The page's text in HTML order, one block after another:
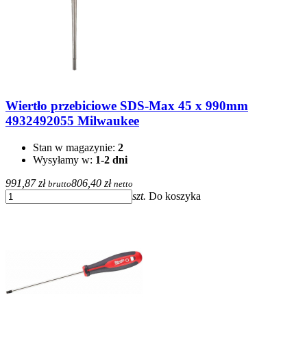
Wiertło przebiciowe SDS-Max 45 x 990mm
4932492055 Milwaukee
Stan w magazynie: 2
Wysyłamy w: 1-2 dni
991,87 zł brutto806,40 zł netto
szt. Do koszyka